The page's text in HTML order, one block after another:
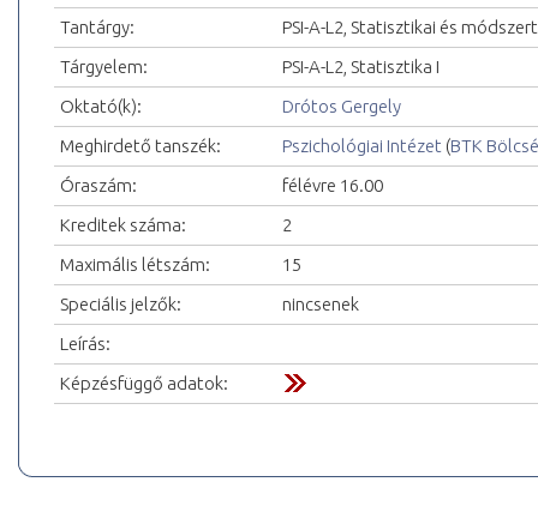
Tantárgy:
PSI-A-L2, Statisztikai és
Tárgyelem:
PSI-A-L2, Statisztika I
Oktató(k):
Drótos Gergely
Meghirdető tanszék:
Pszichológiai Intézet (BTK
Óraszám:
félévre 16.00
Kreditek száma:
2
Maximális létszám:
15
Speciális jelzők:
nincsenek
Leírás:
Képzésfüggő adatok: